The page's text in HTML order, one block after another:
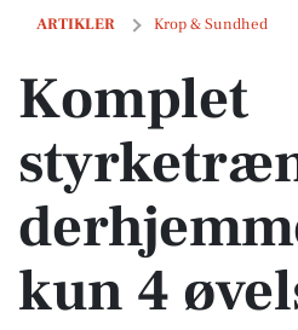
ARTIKLER Krop & Sundhed
Komplet styrketræning
Komplet
kun 4